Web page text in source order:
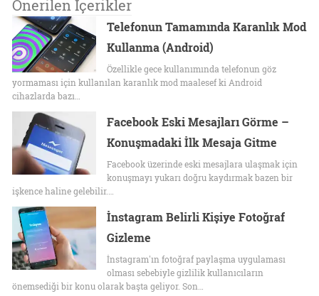
Önerilen İçerikler
Telefonun Tamamında Karanlık Mod
Kullanma (Android)
Özellikle gece kullanımında telefonun göz
yormaması için kullanılan karanlık mod maalesef ki Android
cihazlarda bazı…
Facebook Eski Mesajları Görme –
Konuşmadaki İlk Mesaja Gitme
Facebook üzerinde eski mesajlara ulaşmak için
konuşmayı yukarı doğru kaydırmak bazen bir
işkence haline gelebilir.…
İnstagram Belirli Kişiye Fotoğraf
Gizleme
İnstagram'ın fotoğraf paylaşma uygulaması
olması sebebiyle gizlilik kullanıcıların
önemsediği bir konu olarak başta geliyor. Son…